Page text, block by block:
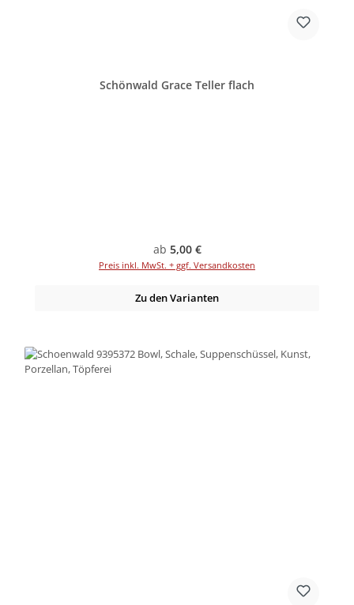
Schönwald Grace Teller flach
Regulärer Preis:
ab 5,00 €
Preis inkl. MwSt. + ggf. Versandkosten
Zu den Varianten